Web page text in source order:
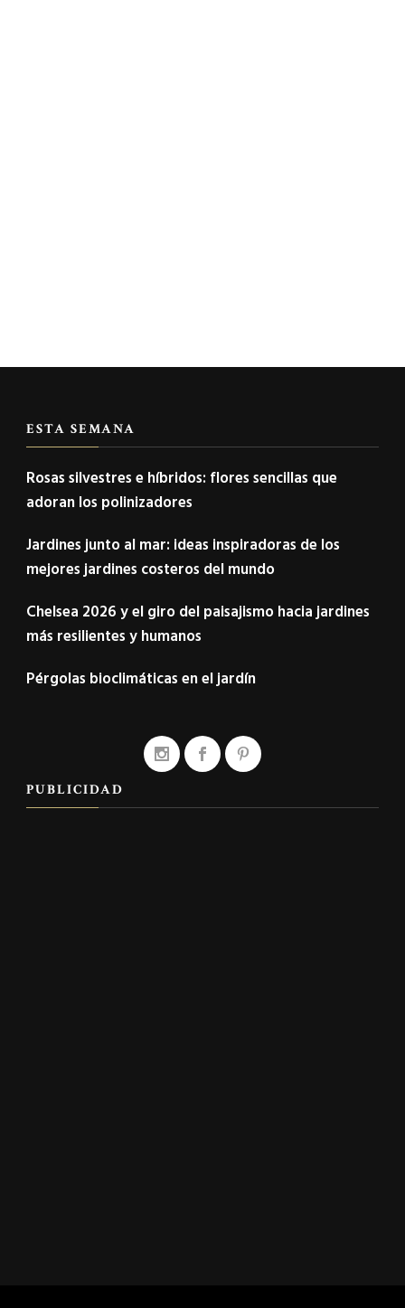
ESTA SEMANA
Rosas silvestres e híbridos: flores sencillas que
adoran los polinizadores
Jardines junto al mar: ideas inspiradoras de los
mejores jardines costeros del mundo
Chelsea 2026 y el giro del paisajismo hacia jardines
más resilientes y humanos
Pérgolas bioclimáticas en el jardín
PUBLICIDAD